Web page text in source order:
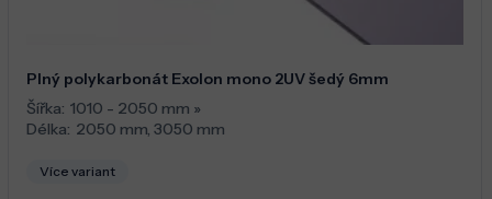
Plný polykarbonát Exolon mono 2UV šedý 6mm
Šířka: 1010 - 2050 mm »
Délka: 2050 mm, 3050 mm
Více variant